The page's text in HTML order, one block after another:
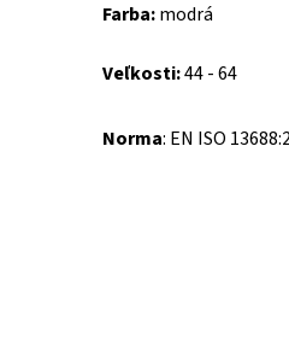
Farba:modrá
Veľkosti:44 - 64
Norma: EN ISO